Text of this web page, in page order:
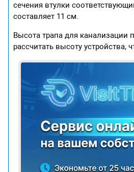
сечения втулки
составляет 11 см.
Высота трапа для канализации
рассчитать высоту